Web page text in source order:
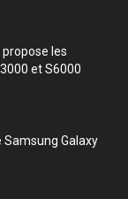
les
et S6000
Galaxy